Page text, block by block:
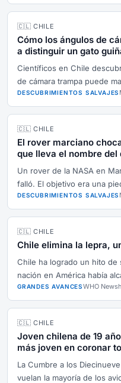
🇨🇱 CHILE
Cómo los ángulos de
a distinguir un gato
Científicos en Chile
de cámara trampa puede
DESCUBRIMIENTOS SALVAJES
🇨🇱 CHILE
El rover marciano
que lleva el nombre
Un rover de la NASA en
falló. El objetivo era una
DESCUBRIMIENTOS SALVAJES
🇨🇱 CHILE
Chile elimina la lepra,
Chile ha logrado un hito de
nación en América había
GRANDES AVANCESWHO News
🇨🇱 CHILE
Joven chilena de 19
más joven en coronar
sudamericanas de
La Cumbre a los
vuelan la mayoría de los